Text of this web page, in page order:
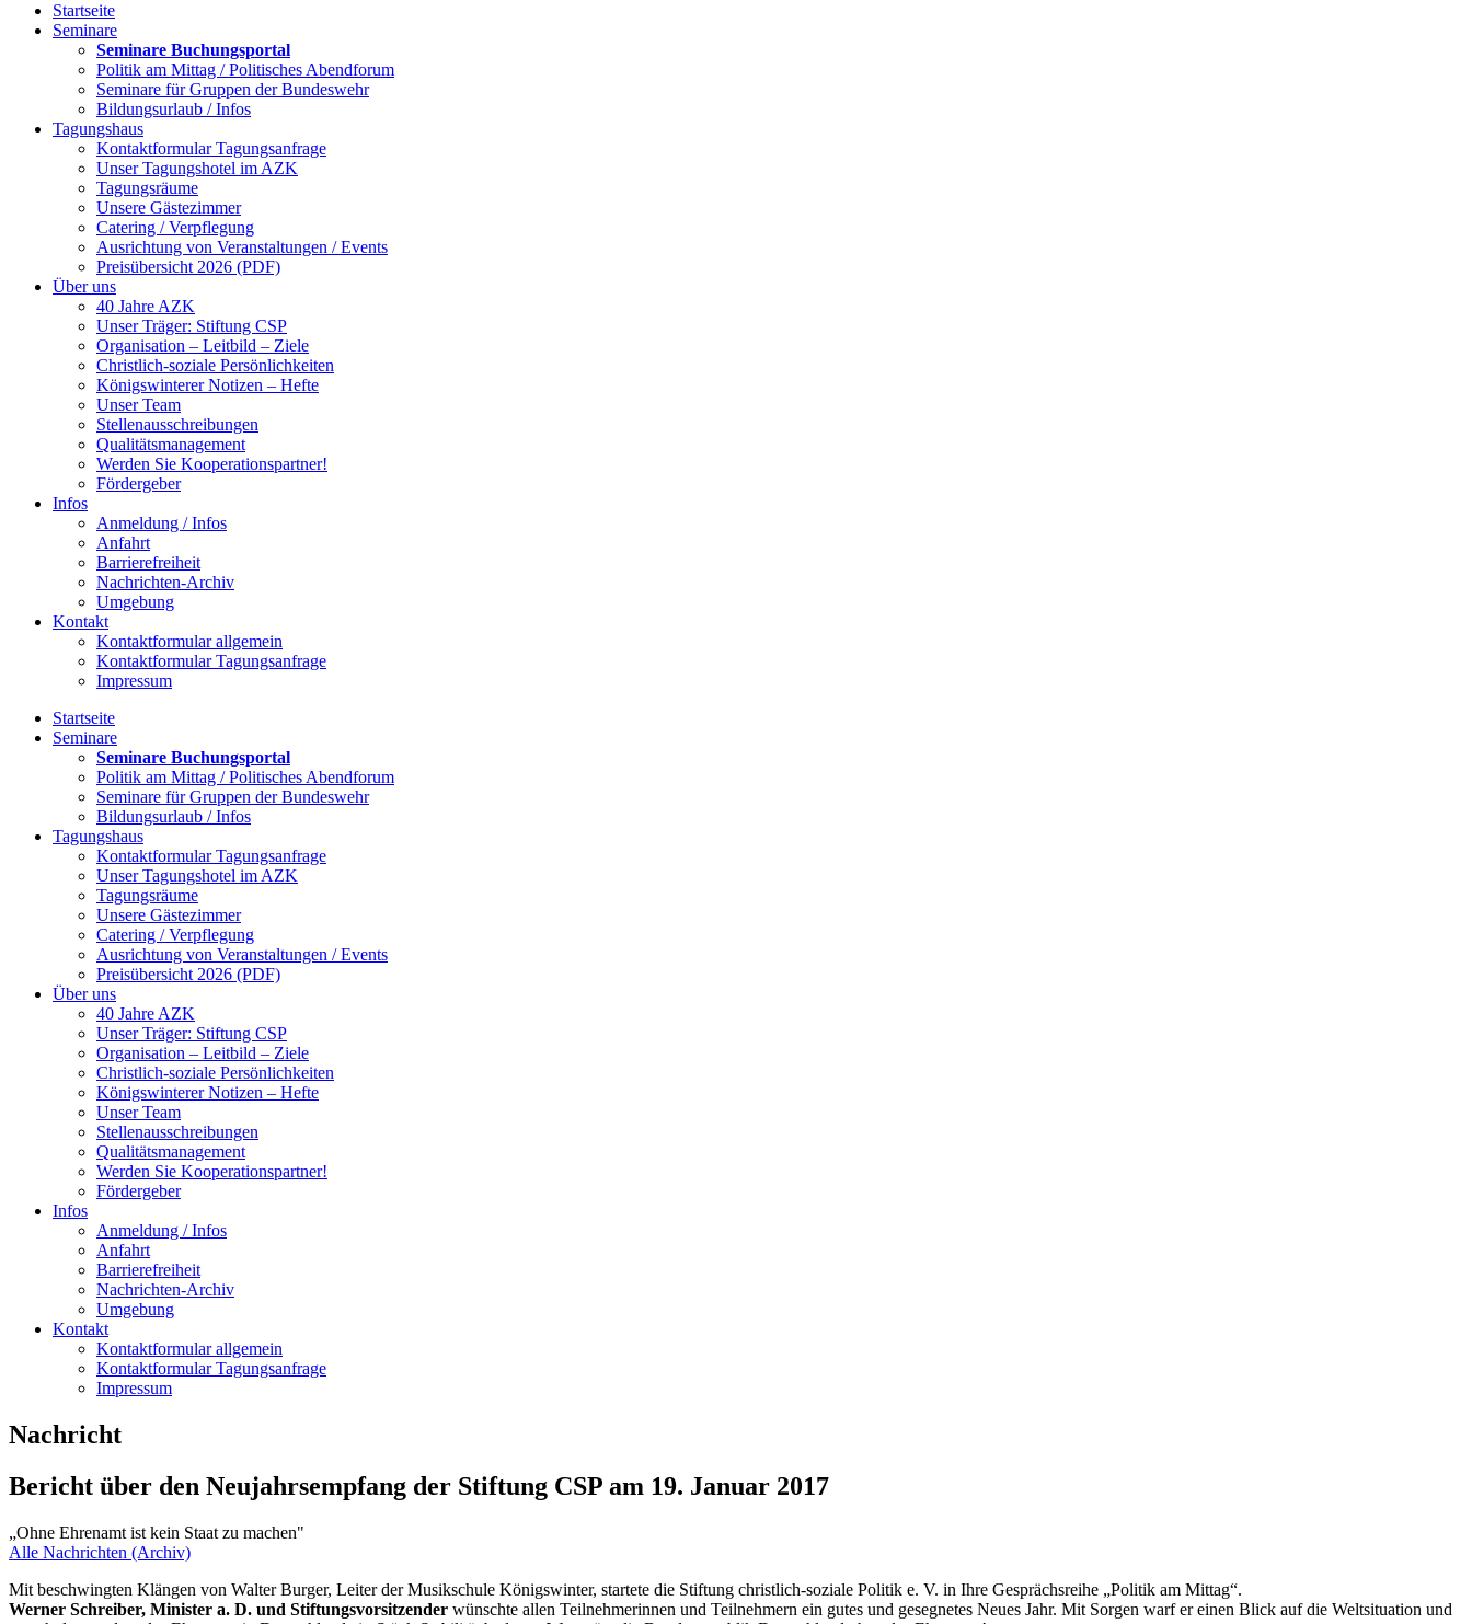
Startseite
Seminare
Seminare Buchungsportal
Politik am Mittag / Politisches Abendforum
Seminare für Gruppen der Bundeswehr
Bildungsurlaub / Infos
Tagungshaus
Kontaktformular Tagungsanfrage
Unser Tagungshotel im AZK
Tagungsräume
Unsere Gästezimmer
Catering / Verpflegung
Ausrichtung von Veranstaltungen / Events
Preisübersicht 2026 (PDF)
Über uns
40 Jahre AZK
Unser Träger: Stiftung CSP
Organisation – Leitbild – Ziele
Christlich-soziale Persönlichkeiten
Königswinterer Notizen – Hefte
Unser Team
Stellenausschreibungen
Qualitätsmanagement
Werden Sie Kooperationspartner!
Fördergeber
Infos
Anmeldung / Infos
Anfahrt
Barrierefreiheit
Nachrichten-Archiv
Umgebung
Kontakt
Kontaktformular allgemein
Kontaktformular Tagungsanfrage
Impressum
Startseite
Seminare
Seminare Buchungsportal
Politik am Mittag / Politisches Abendforum
Seminare für Gruppen der Bundeswehr
Bildungsurlaub / Infos
Tagungshaus
Kontaktformular Tagungsanfrage
Unser Tagungshotel im AZK
Tagungsräume
Unsere Gästezimmer
Catering / Verpflegung
Ausrichtung von Veranstaltungen / Events
Preisübersicht 2026 (PDF)
Über uns
40 Jahre AZK
Unser Träger: Stiftung CSP
Organisation – Leitbild – Ziele
Christlich-soziale Persönlichkeiten
Königswinterer Notizen – Hefte
Unser Team
Stellenausschreibungen
Qualitätsmanagement
Werden Sie Kooperationspartner!
Fördergeber
Infos
Anmeldung / Infos
Anfahrt
Barrierefreiheit
Nachrichten-Archiv
Umgebung
Kontakt
Kontaktformular allgemein
Kontaktformular Tagungsanfrage
Impressum
Nachricht
Bericht über den Neujahrsempfang der Stiftung CSP am 19. Januar 2017
„Ohne Ehrenamt ist kein Staat zu machen"
Alle Nachrichten (Archiv)
Mit beschwingten Klängen von Walter Burger, Leiter der Musikschule Königswinter, startete die Stiftung christlich-soziale Politik e. V. in Ihre Gesprächsreihe „Politik am Mittag“.
Werner Schreiber, Minister a. D. und Stiftungsvorsitzender wünschte allen Teilnehmerinnen und Teilnehmern ein gutes und gesegnetes Neues Jahr. Mit Sorgen warf er einen Blick auf die Weltsituation und